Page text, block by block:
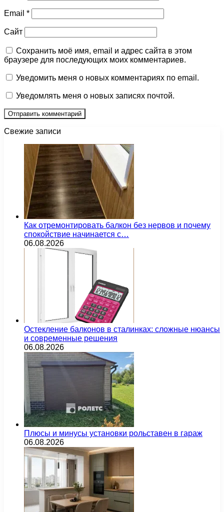
Email *
Сайт
Сохранить моё имя, email и адрес сайта в этом
браузере для последующих моих комментариев.
Уведомить меня о новых комментариях по email.
Уведомлять меня о новых записях почтой.
Свежие записи
Как отремонтировать балкон без нервов и почему
спокойствие начинается с…
06.08.2026
Остекление балконов в сталинках: сложные нюансы
и современные решения
06.08.2026
Плюсы и минусы установки рольставен в гараж
06.08.2026